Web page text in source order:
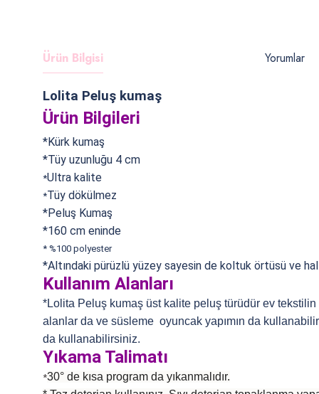
Ürün Bilgisi Yorumlar
Lolita Peluş kumaş
Ürün Bilgileri
*Kürk kumaş
*Tüy uzunluğu 4 cm
*Ultra kalite
*Tüy dökülmez
*Peluş Kumaş
*160 cm eninde
* %100 polyester
*Altındaki pürüzlü yüzey sayesin de koltuk örtüsü ve
Kullanım Alanları
*Lolita Peluş kumaş üst kalite peluş türüdür ev
alanlar da ve süsleme oyuncak yapımın da
da kullanabilirsiniz.
Yıkama Talimatı
*30° de kısa program da yıkanmalıdır.